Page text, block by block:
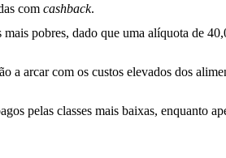
com cashback.
pobres, dado que uma alíquota de
arcar com os custos elevados dos
pelas classes mais baixas, enquanto